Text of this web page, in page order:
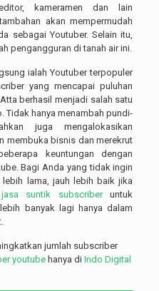
kameramen dan lain
akan mempermudah
sebagai Youtuber. Selain itu,
pengangguran di tanah air ini.
ialah Youtuber terpopuler
yang mencapai puluhan
berhasil menjadi salah satu
Tidak hanya menambah pundi-
juga mengalokasikan
membuka bisnis dan merekrut
keuntungan dengan
Bagi Anda yang tidak ingin
lama, jauh lebih baik jika
jasa suntik subscriberuntuk
banyak lagi hanya dalam
jumlah subscriber
youtubehanya di Indo Digital